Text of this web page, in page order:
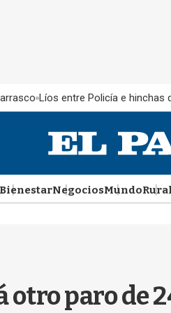
Líos entre Policía e hinchas
BienestarNegociosMundo
paro de